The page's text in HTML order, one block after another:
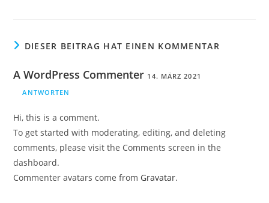
DIESER BEITRAG HAT EINEN KOMMENTAR
A WordPress Commenter 14. MÄRZ 2021
ANTWORTEN
Hi, this is a comment.
To get started with moderating, editing, and deleting
comments, please visit the Comments screen in the
dashboard.
Commenter avatars come from Gravatar.